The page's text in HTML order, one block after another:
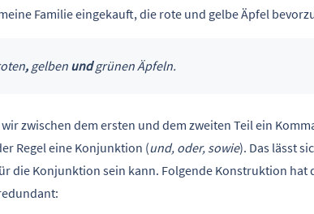
Familie eingekauft, die rote und gelbe Äpfel
,gelben undgrünen Äpfeln.
zwischen dem ersten und dem zweiten Teil ein
Regel eine Konjunktion (und, oder, sowie). Das lässt
die Konjunktion sein kann. Folgende Konstruktion hat